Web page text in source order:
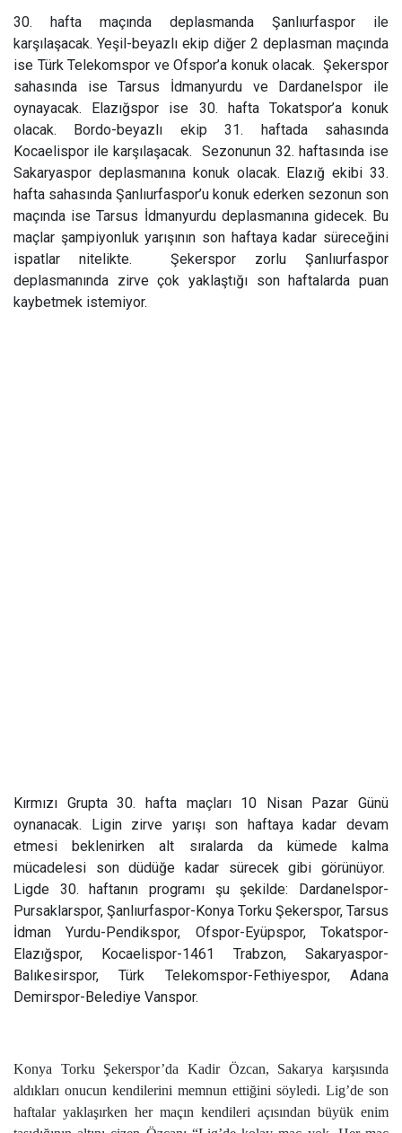
30. hafta maçında deplasmanda Şanlıurfaspor ile
karşılaşacak. Yeşil-beyazlı ekip diğer 2 deplasman maçında
ise Türk Telekomspor ve Ofspor’a konuk olacak. Şekerspor
sahasında ise Tarsus İdmanyurdu ve Dardanelspor ile
oynayacak. Elazığspor ise 30. hafta Tokatspor’a konuk
olacak. Bordo-beyazlı ekip 31. haftada sahasında
Kocaelispor ile karşılaşacak.
Sezonunun 32. haftasında ise
Sakaryaspor deplasmanına konuk olacak. Elazığ ekibi 33.
hafta sahasında Şanlıurfaspor’u konuk ederken sezonun son
maçında ise Tarsus İdmanyurdu deplasmanına gidecek. Bu
maçlar şampiyonluk yarışının son haftaya kadar süreceğini
ispatlar nitelikte.
Şekerspor zorlu Şanlıurfaspor
deplasmanında zirve çok yaklaştığı son haftalarda puan
kaybetmek istemiyor.
Kırmızı Grupta 30. hafta maçları 10 Nisan Pazar Günü
oynanacak. Ligin zirve yarışı son haftaya kadar devam
etmesi beklenirken alt sıralarda da kümede kalma
mücadelesi son düdüğe kadar sürecek gibi görünüyor.
Ligde 30. haftanın programı şu şekilde: Dardanelspor-
Pursaklarspor, Şanlıurfaspor-Konya Torku Şekerspor, Tarsus
İdman Yurdu-Pendikspor, Ofspor-Eyüpspor, Tokatspor-
Elazığspor, Kocaelispor-1461 Trabzon, Sakaryaspor-
Balıkesirspor, Türk Telekomspor-Fethiyespor, Adana
Demirspor-Belediye Vanspor.
Konya Torku Şekerspor’da Kadir Özcan, Sakarya karşısında
aldıkları onucun kendilerini memnun ettiğini söyledi. Lig’de son
haftalar yaklaşırken her maçın kendileri açısından büyük enim